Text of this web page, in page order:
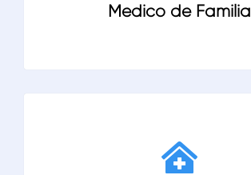
Medico de Familia